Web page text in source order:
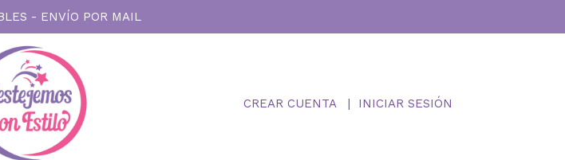
- ENVÍO POR MAIL
CREAR CUENTA INICIAR SESIÓN